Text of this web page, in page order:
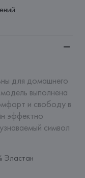
для домашнего
выполнена
и свободу в
эффектно
символ
Эластан